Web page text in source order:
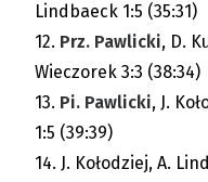
Lindbaeck 1:5 (35:31)
12. Prz. Pawlicki, D.
Wieczorek 3:3 (38:34)
13. Pi. Pawlicki, J.
1:5 (39:39)
14. J. Kołodziej, A.